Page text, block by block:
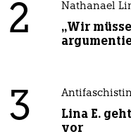
2 Nathanael
„Wir
3
Lina E.
vor